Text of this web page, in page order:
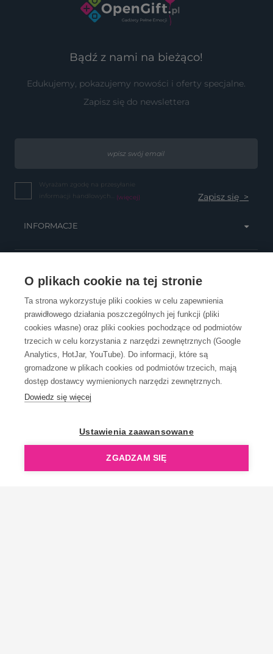
O plikach cookie na tej stronie
Ta strona wykorzystuje pliki cookies w celu zapewnienia
prawidłowego działania poszczególnych jej funkcji (pliki
cookies własne) oraz pliki cookies pochodzące od podmiotów
trzecich w celu korzystania z narzędzi zewnętrznych (Google
Analytics, HotJar, YouTube). Do informacji, które są
gromadzone w plikach cookies od podmiotów trzecich, mają
dostęp dostawcy wymienionych narzędzi zewnętrznych.
Dowiedz się więcej
Ustawienia zaawansowane
ZGADZAM SIĘ
Bądź z nami na bieżąco!
Edukujemy, pokazujemy nowości i oferty specjalne.
Zapisz się do newslettera
Wyrażam zgodę na przesyłanie
informacji handlowych... (więcej)
INFORMACJE
OBSŁUGA KLIENTA
KONTAKT
OpenGift jest częścią ReflectGroup.